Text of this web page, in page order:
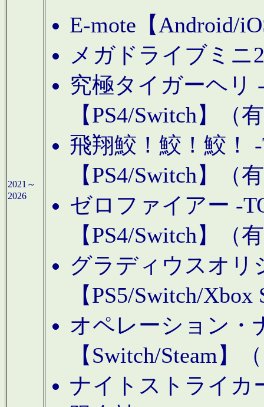
2021～
2026
E-mote【Android/
メガドライブミニ
究極タイガーヘリ
【PS4/Switch】（
飛翔鮫！鮫！鮫！
【PS4/Switch】（
ゼロファイアー -
【PS4/Switch】（
グラディウスオリ
【PS5/Switch/
オペレーション・
【Switch/Steam】
ナイトストライカ